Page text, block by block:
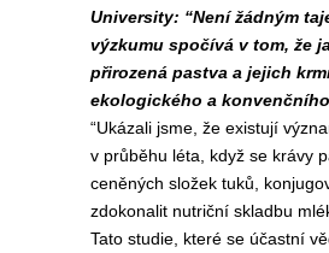
University: “Není žádným
výzkumu spočívá v tom, že
přirozená pastva a jejich
ekologického a
“Ukázali jsme, že existují
v průběhu léta, když se krávy
ceněných složek tuků,
zdokonalit nutriční skladbu
Tato studie, které se účastní